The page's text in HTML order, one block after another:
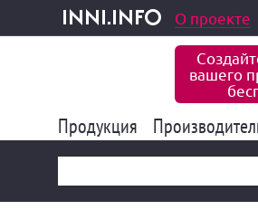
inni.info
и услуги О проекте
вашего
Продукция 177 826